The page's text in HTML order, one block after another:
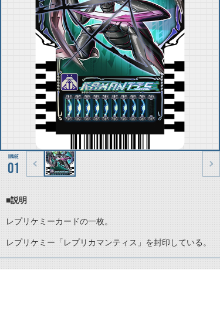
01
■説明
レプリケミーカードの一枚。
レプリケミー「レプリカマンティス」を封印している。